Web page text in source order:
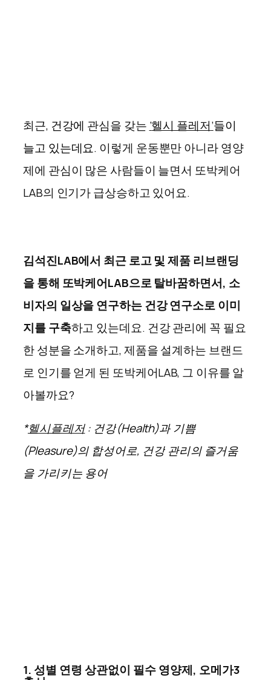
최근, 건강에 관심을 갖는 ‘헬시 플레저’들이
늘고 있는데요. 이렇게 운동뿐만 아니라영양
제에 관심이 많은 사람들이 늘면서 또박케어
LAB의 인기가 급상승하고 있어요.
김석진LAB에서 최근 로고 및 제품 리브랜딩
을 통해 또박케어LAB으로 탈바꿈하면서, 소
비자의 일상을 연구하는 건강 연구소로 이미
지를 구축하고 있는데요. 건강 관리에 꼭 필요
한 성분을 소개하고, 제품을 설계하는 브랜드
로 인기를 얻게 된 또박케어LAB, 그 이유를 알
아볼까요?
*헬시플레저: 건강(Health)과기쁨
(Pleasure)의 합성어로, 건강 관리의 즐거움
을가리키는 용어
1. 성별 연령 상관없이 필수 영양제, 오메가3